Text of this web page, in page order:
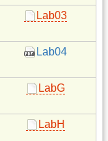
Lab03
Lab04
LabG
LabH